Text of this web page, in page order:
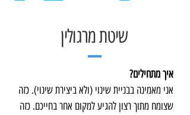
שיטת מרגולין
איך מתחילים?
אני מאמינה בבניית שינוי (ולא ביצירת שינוי). כזה
שצומח מתוך רצון להגיע למקום אחר בחייכם. כזה